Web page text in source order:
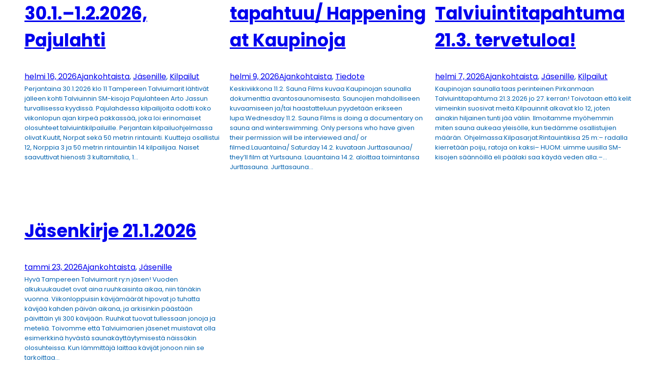
30.1.–1.2.2026,
Pajulahti
helmi 16, 2026Ajankohtaista, Jäsenille, Kilpailut
Perjantaina 30.1.2026 klo 11 Tampereen Talviuimarit lähtivät
jälleen kohti Talviuinnin SM-kisoja Pajulahteen Arto Jassun
turvallisessa kyydissä. Pajulahdessa kilpailijoita odotti koko
viikonlopun ajan kirpeä pakkassää, joka loi erinomaiset
olosuhteet talviuintikilpailuille. Perjantain kilpailuohjelmassa
olivat Kuutit, Norpat sekä 50 metrin rintauinti. Kuutteja osallistui
12, Norppia 3 ja 50 metrin rintauintiin 14 kilpailijaa. Naiset
saavuttivat hienosti 3 kultamitalia, 1…
tapahtuu/ Happening
at Kaupinoja
helmi 9, 2026Ajankohtaista, Tiedote
Keskiviikkona 11.2. Sauna Films kuvaa Kaupinojan saunalla
dokumenttia avantosaunomisesta. Saunojien mahdolliseen
kuvaamiseen ja/tai haastatteluun pyydetään erikseen
lupa.Wednesday 11.2. Sauna Films is doing a documentary on
sauna and winterswimming. Only persons who have given
their permission will be interviewed and/ or
filmed.Lauantaina/ Saturday 14.2. kuvataan Jurttasaunaa/
they’ll film at Yurtsauna. Lauantaina 14.2. aloittaa toimintansa
Jurttasauna. Jurttasauna…
Talviuintitapahtuma
21.3. tervetuloa!
helmi 7, 2026Ajankohtaista, Jäsenille, Kilpailut
Kaupinojan saunalla taas perinteinen Pirkanmaan
Talviuintitapahtuma 21.3.2026 jo 27. kerran! Toivotaan että kelit
viimeinkin suosivat meitä.Kilpauinnit alkavat klo 12, joten
ainakin hiljainen tunti jää väliin. Ilmoitamme myöhemmin
miten sauna aukeaa yleisölle, kun tiedämme osallistujien
määrän. Ohjelmassa:Kilpasarjat:Rintauintikisa 25 m:– radalla
kierretään poiju, ratoja on kaksi– HUOM: uimme uusilla SM-
kisojen säännöillä eli päälaki saa käydä veden alla.–…
Jäsenkirje 21.1.2026
tammi 23, 2026Ajankohtaista, Jäsenille
Hyvä Tampereen Talviuimarit ry:n jäsen! Vuoden
alkukuukaudet ovat aina ruuhkaisinta aikaa, niin tänäkin
vuonna. Viikonloppuisin kävijämäärät hipovat jo tuhatta
kävijää kahden päivän aikana, ja arkisinkin päästään
päivittäin yli 300 kävijään. Ruuhkat tuovat tullessaan jonoja ja
meteliä. Toivomme että Talviuimarien jäsenet muistavat olla
esimerkkinä hyvästä saunakäyttäytymisestä näissäkin
olosuhteissa. Kun lämmittäjä laittaa kävijät jonoon niin se
tarkoittaa…